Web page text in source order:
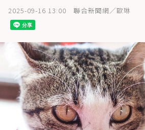
2025-09-16 13:00 聯合新聞網／歐琳